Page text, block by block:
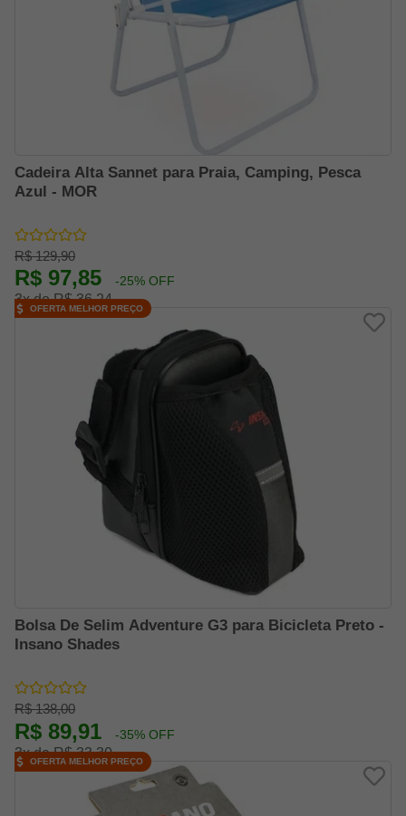
Cadeira Alta Sannet para Praia, Camping, Pesca
Azul - MOR
R$ 129,90
R$ 97,85 -25% OFF
3x de R$ 36,24
Bolsa De Selim Adventure G3 para Bicicleta Preto -
Insano Shades
R$ 138,00
R$ 89,91 -35% OFF
3x de R$ 33,30
OFERTA MELHOR PREÇO
OFERTA MELHOR PREÇO